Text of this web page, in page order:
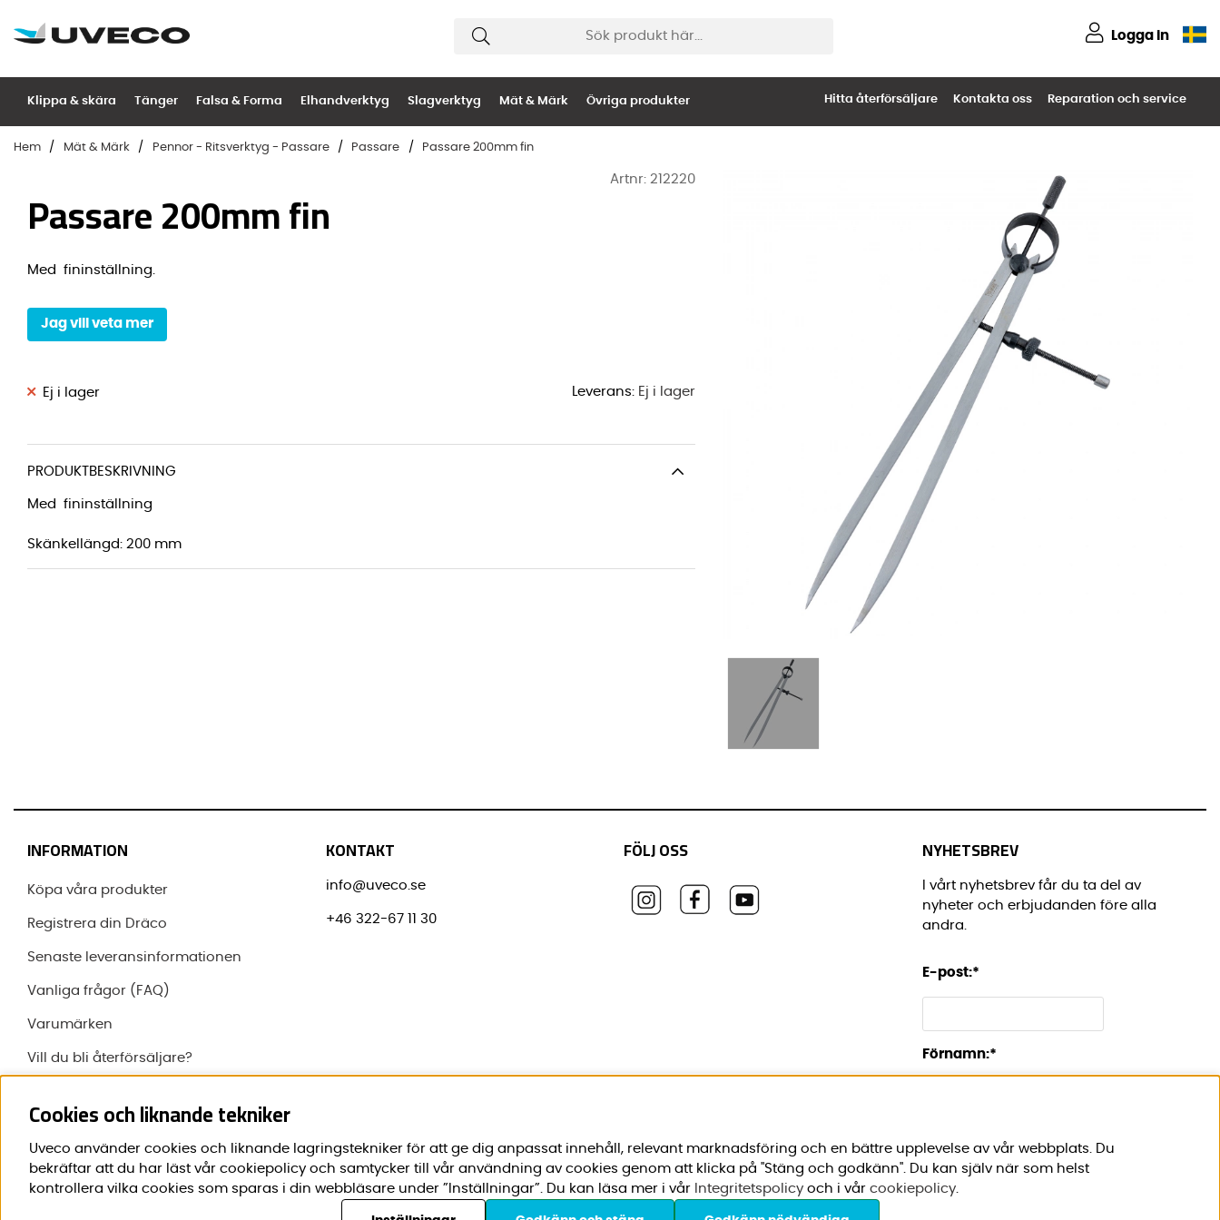
Logga in
Klippa & skära Tänger Falsa & Forma Elhandverktyg Slagverktyg Mät & Märk Övriga produkter Hitta återförsäljare Kontakta oss Reparation och service
Hem Mät & Märk Pennor - Ritsverktyg - Passare Passare Passare 200mm fin
Artnr: 212220
Passare 200mm fin
Med fininställning.
Jag vill veta mer
Leverans: Ej i lager
PRODUKTBESKRIVNING
Med fininställning
Skänkellängd: 200 mm
INFORMATION
Köpa våra produkter
Registrera din Dräco
Senaste leveransinformationen
Vanliga frågor (FAQ)
Varumärken
Vill du bli återförsäljare?
KONTAKT
info@uveco.se
+46 322-67 11 30
FÖLJ OSS NYHETSBREV
I vårt nyhetsbrev får du ta del av
nyheter och erbjudanden före alla
andra.
E-post:*
Förnamn:*
Cookies och liknande tekniker
Uveco använder cookies och liknande lagringstekniker för att ge dig anpassat innehåll, relevant marknadsföring och en bättre upplevelse av vår webbplats. Du
bekräftar att du har läst vår cookiepolicy och samtycker till vår användning av cookies genom att klicka på "Stäng och godkänn". Du kan själv när som helst
kontrollera vilka cookies som sparas i din webbläsare under ”Inställningar”. Du kan läsa mer i vår Integritetspolicy och i vår cookiepolicy.